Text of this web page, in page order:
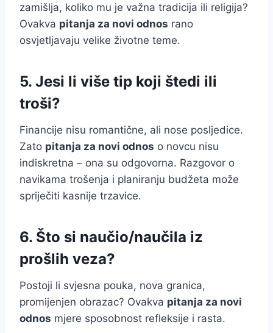
zamišlja, koliko mu je važna tradicija ili religija?
Ovakva pitanja za novi odnos rano
osvjetljavaju velike životne teme.
5. Jesi li više tip koji štedi ili
troši?
Financije nisu romantične, ali nose posljedice.
Zato pitanja za novi odnos o novcu nisu
indiskretna – ona su odgovorna. Razgovor o
navikama trošenja i planiranju budžeta može
spriječiti kasnije trzavice.
6. Što si naučio/naučila iz
prošlih veza?
Postoji li svjesna pouka, nova granica,
promijenjen obrazac? Ovakva pitanja za novi
odnos mjere sposobnost refleksije i rasta.